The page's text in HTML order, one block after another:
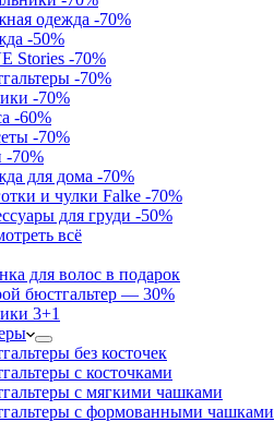
одежда -70%
-50%
Stories -70%
-70%
-70%
-60%
-70%
-70%
для дома -70%
и чулки Falke -70%
для груди -50%
всё
для волос в подарок
бюстгальтер — 30%
3+1
без косточек
с косточками
с мягкими чашками
с формованными чашками